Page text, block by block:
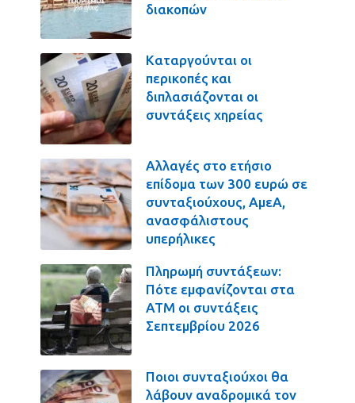
διακοπών
Καταργούνται οι
περικοπές και
διπλασιάζονται οι
συντάξεις χηρείας
Αλλαγές στο ετήσιο
επίδομα των 300 ευρώ σε
συνταξιούχους, ΑμεΑ,
ανασφάλιστους
υπερήλικες
Πληρωμή συντάξεων:
Πότε εμφανίζονται στα
ΑΤΜ οι συντάξεις
Σεπτεμβρίου 2026
Ποιοι συνταξιούχοι θα
λάβουν αναδρομικά τον